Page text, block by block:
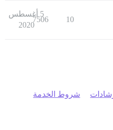
10
7506
5 أغسطس
2020
شروط الخدمة